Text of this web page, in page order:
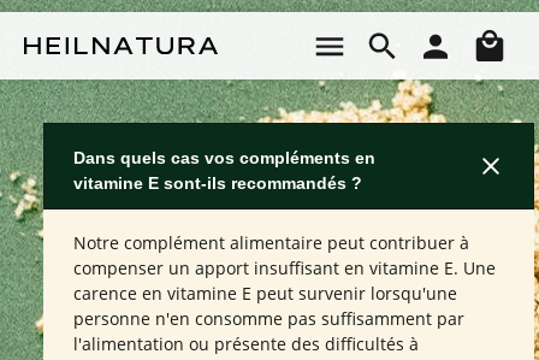
Dans quels cas vos compléments en
vitamine E sont-ils recommandés ?
Notre complément alimentaire peut contribuer à
compenser un apport insuffisant en vitamine E. Une
carence en vitamine E peut survenir lorsqu'une
personne n'en consomme pas suffisamment par
l'alimentation ou présente des difficultés à